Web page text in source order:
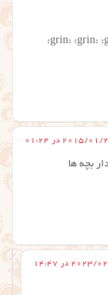
01/28 در 01:24
بچه ها
07 در 14:47